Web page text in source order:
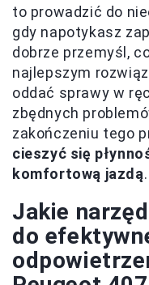
to prowadzić do
gdy napotykasz
dobrze przemyśl,
najlepszym
oddać sprawy w
zbędnych
zakończeniu tego
cieszyć się
komfortową jazdą.
Jakie
do